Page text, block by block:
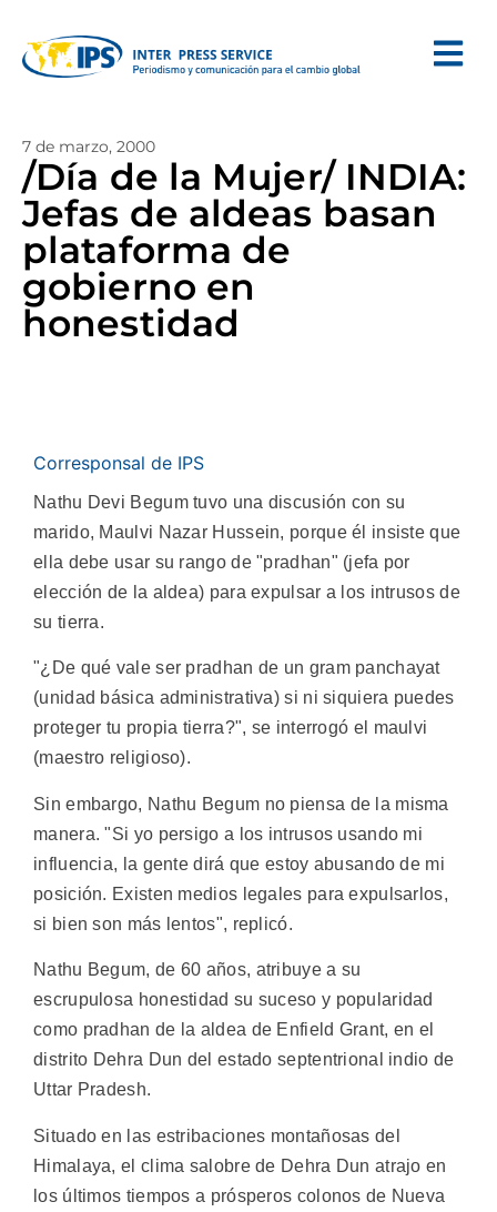
7 de marzo, 2000
/Día de la Mujer/ INDIA:
Jefas de aldeas basan
plataforma de
gobierno en
honestidad
Corresponsal de IPS
Nathu Devi Begum tuvo una discusión con su
marido, Maulvi Nazar Hussein, porque él insiste que
ella debe usar su rango de "pradhan" (jefa por
elección de la aldea) para expulsar a los intrusos de
su tierra.
"¿De qué vale ser pradhan de un gram panchayat
(unidad básica administrativa) si ni siquiera puedes
proteger tu propia tierra?", se interrogó el maulvi
(maestro religioso).
Sin embargo, Nathu Begum no piensa de la misma
manera. "Si yo persigo a los intrusos usando mi
influencia, la gente dirá que estoy abusando de mi
posición. Existen medios legales para expulsarlos,
si bien son más lentos", replicó.
Nathu Begum, de 60 años, atribuye a su
escrupulosa honestidad su suceso y popularidad
como pradhan de la aldea de Enfield Grant, en el
distrito Dehra Dun del estado septentrional indio de
Uttar Pradesh.
Situado en las estribaciones montañosas del
Himalaya, el clima salobre de Dehra Dun atrajo en
los últimos tiempos a prósperos colonos de Nueva